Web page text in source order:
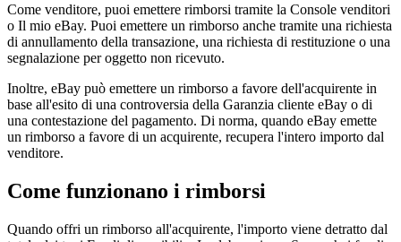
Come venditore, puoi emettere rimborsi tramite la Console venditori
o Il mio eBay. Puoi emettere un rimborso anche tramite una richiesta
di annullamento della transazione, una richiesta di restituzione o una
segnalazione per oggetto non ricevuto.
Inoltre, eBay può emettere un rimborso a favore dell'acquirente in
base all'esito di una controversia della Garanzia cliente eBay o di
una contestazione del pagamento. Di norma, quando eBay emette
un rimborso a favore di un acquirente, recupera l'intero importo dal
venditore.
Come funzionano i rimborsi
Quando offri un rimborso all'acquirente, l'importo viene detratto dal